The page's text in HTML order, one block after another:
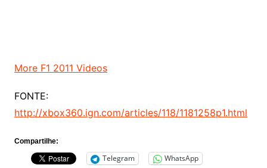
More F1 2011 Videos
FONTE:
http://xbox360.ign.com/articles/118/1181258p1.html
Compartilhe:
Telegram WhatsApp